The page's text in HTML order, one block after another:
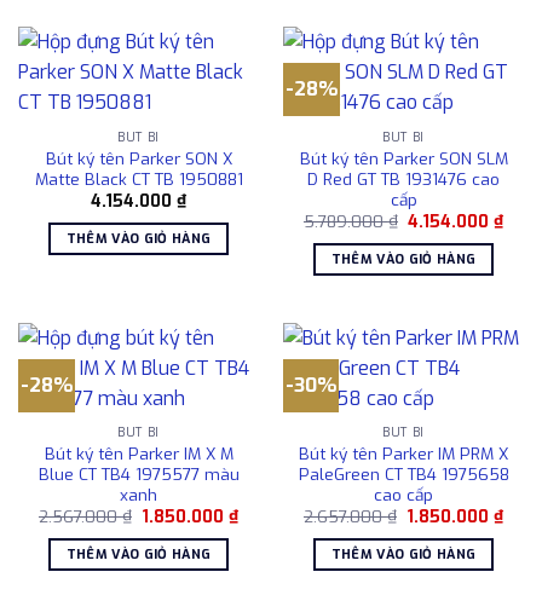
BÚT BI
Bút ký tên Parker SON X
Matte Black CT TB 1950881
4.154.000 ₫
THÊM VÀO GIỎ HÀNG
-28%
BÚT BI
Bút ký tên Parker SON SLM
D Red GT TB 1931476 cao
cấp
5.789.000₫ Giá
là:
5.789.000 ₫.
4.154.000₫Giá
hiện
THÊM VÀO GIỎ HÀNG
-28%
BÚT BI
Bút ký tên Parker IM X M
Blue CT TB4 1975577 màu
xanh
2.567.000₫ Giá
là:
2.567.000 ₫.
1.850.000₫Giá
hiện
1.850.000 ₫.
THÊM VÀO GIỎ HÀNG
-30%
BÚT BI
Bút ký tên Parker IM PRM X
PaleGreen CT TB4 1975658
cao cấp
2.657.000₫ Giá
là:
2.657.000 ₫.
1.850.000₫Giá
hiện
THÊM VÀO GIỎ HÀNG